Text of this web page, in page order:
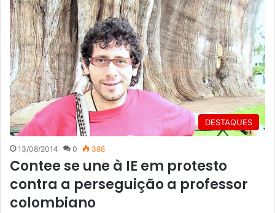
DESTAQUES
13/08/2014 0 388
Contee se une à IE em protesto
contra a perseguição a professor
colombiano